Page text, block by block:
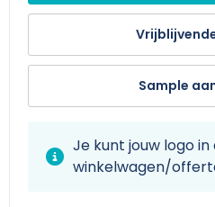
Sample
Je kunt jouw logo in
winkelwagen/